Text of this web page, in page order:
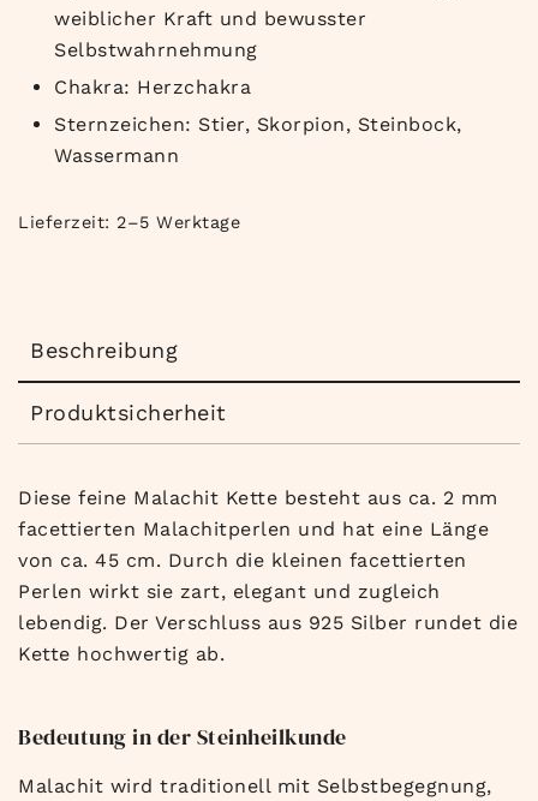
weiblicher Kraft und bewusster
Selbstwahrnehmung
Chakra: Herzchakra
Sternzeichen: Stier, Skorpion, Steinbock,
Wassermann
Lieferzeit: 2–5 Werktage
Beschreibung
Produktsicherheit
Diese feine Malachit Kette besteht aus ca. 2 mm
facettierten Malachitperlen und hat eine Länge
von ca. 45 cm. Durch die kleinen facettierten
Perlen wirkt sie zart, elegant und zugleich
lebendig. Der Verschluss aus 925 Silber rundet die
Kette hochwertig ab.
Bedeutung in der Steinheilkunde
Malachit wird traditionell mit Selbstbegegnung,